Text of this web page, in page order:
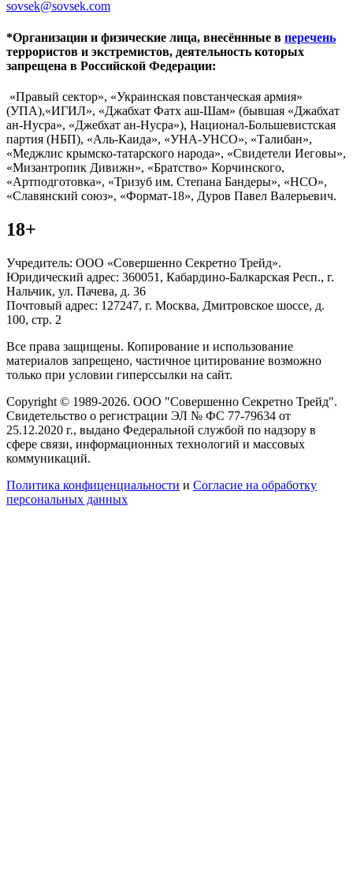
sovsek@sovsek.com
*Организации и физические лица, внесённные в перечень
террористов и экстремистов, деятельность которых
запрещена в Российской Федерации:
«Правый сектор», «Украинская повстанческая армия»
(УПА),«ИГИЛ», «Джабхат Фатх аш-Шам» (бывшая «Джабхат
ан-Нусра», «Джебхат ан-Нусра»), Национал-Большевистская
партия (НБП), «Аль-Каида», «УНА-УНСО», «Талибан»,
«Меджлис крымско-татарского народа», «Свидетели Иеговы»,
«Мизантропик Дивижн», «Братство» Корчинского,
«Артподготовка», «Тризуб им. Степана Бандеры», «НСО»,
«Славянский союз», «Формат-18», Дуров Павел Валерьевич.
18+
Учредитель: ООО «Совершенно Секретно Трейд».
Юридический адрес: 360051, Кабардино-Балкарская Респ., г.
Нальчик, ул. Пачева, д. 36
Почтовый адрес: 127247, г. Москва, Дмитровское шоссе, д.
100, стр. 2
Все права защищены. Копирование и использование
материалов запрещено, частичное цитирование возможно
только при условии гиперссылки на сайт.
Copyright © 1989-2026. ООО "Совершенно Секретно Трейд".
Свидетельство о регистрации ЭЛ № ФС 77-79634 от
25.12.2020 г., выдано Федеральной службой по надзору в
сфере связи, информационных технологий и массовых
коммуникаций.
Политика конфиценциальности и Согласие на обработку
персональных данных